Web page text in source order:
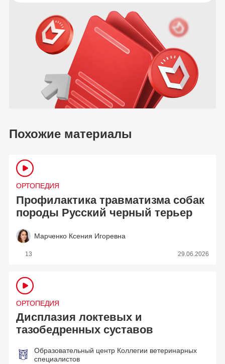
Похожие материалы
ОРТОПЕДИЯ
Профилактика травматизма собак
породы Русский черный терьер
Марченко Ксения Игоревна
13 29.06.2026
ОРТОПЕДИЯ
Дисплазия локтевых и
тазобедренных суставов
Образовательный центр Коллегии ветеринарных
специалистов